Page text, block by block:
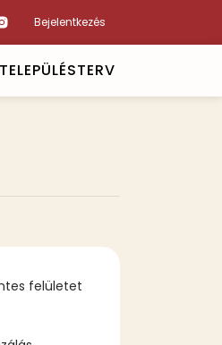
Bejelentkezés
TELEPÜLÉSTERV
felületet